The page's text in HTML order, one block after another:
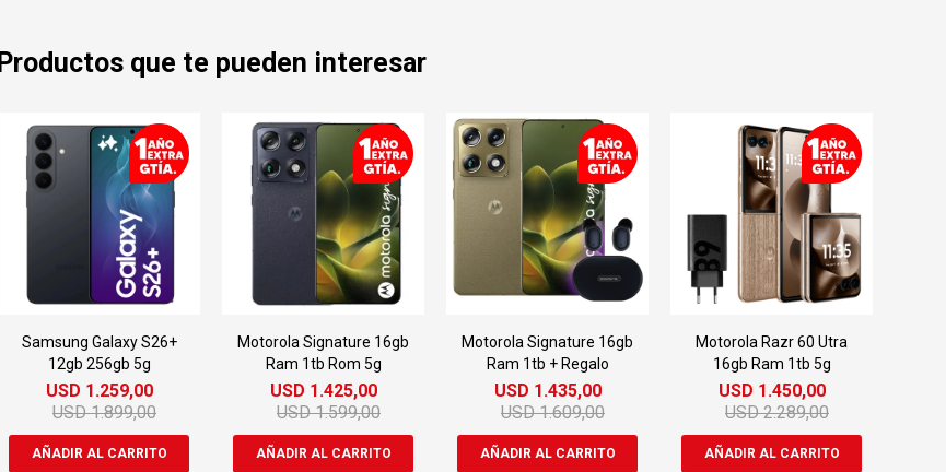
Productos que te pueden interesar
Samsung Galaxy S26+
12gb 256gb 5g
USD 1.259,00
USD 1.899,00
Motorola Signature 16gb
Ram 1tb Rom 5g
USD 1.425,00
USD 1.599,00
Motorola Signature 16gb
Ram 1tb + Regalo
USD 1.435,00
USD 1.609,00
Motorola Razr 60 Utra
16gb Ram 1tb 5g
USD 1.450,00
USD 2.289,00